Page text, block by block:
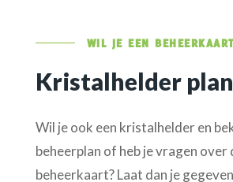
WIL JE EEN
Kristalhelder plan
Wil je ook een kristalhelder en
beheerplan of heb je vragen over
beheerkaart? Laat dan je